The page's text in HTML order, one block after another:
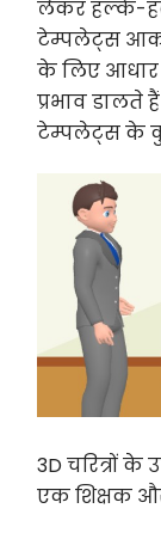
लेकर हल्के-
टेम्पलेट्स
के लिए आधार
प्रभाव डालते
टेम्पलेट्स के
3D चरित्रों
एक शिक्षक